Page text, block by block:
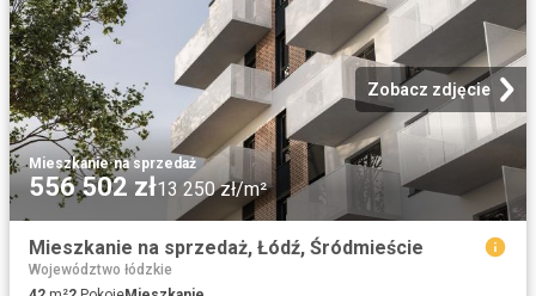
Zobacz zdjęcie
Mieszkanie·na sprzedaż
556 502 zł13 250 zł/m²
Mieszkanie na sprzedaż, Łódź, Śródmieście
Województwo łódzkie